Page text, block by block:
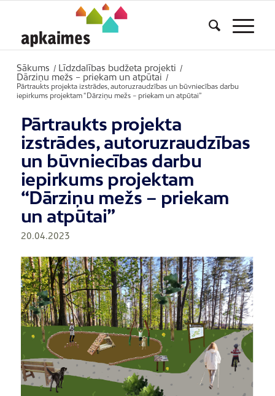
Sākums / Līdzdalības budžeta projekti /
Dārziņu mežs – priekam un atpūtai
/
Pārtraukts projekta izstrādes, autoruzraudzības un būvniecības darbu
iepirkums projektam “Dārziņu mežs – priekam un atpūtai”
Pārtraukts projekta
izstrādes, autoruzraudzības
un būvniecības darbu
iepirkums projektam
“Dārziņu mežs – priekam
un atpūtai”
20.04.2023